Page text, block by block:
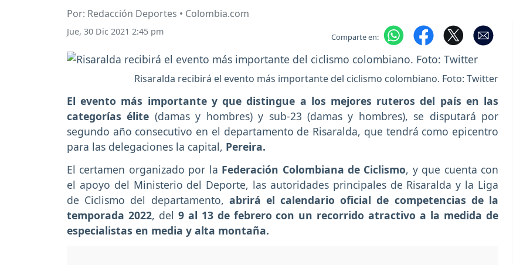
Por: Redacción Deportes • Colombia.com
Jue, 30 Dic 2021 2:45 pm Comparte en:
Risaralda recibirá el evento más importante del ciclismo colombiano. Foto: Twitter
El evento más importante y que distingue a los mejores ruteros del país en las
categorías élite (damas y hombres) y sub-23 (damas y hombres), se disputará por
segundo año consecutivo en el departamento de Risaralda, que tendrá como epicentro
para las delegaciones la capital, Pereira.
El certamen organizado por la Federación Colombiana de Ciclismo, y que cuenta con
el apoyo del Ministerio del Deporte, las autoridades principales de Risaralda y la Liga
de Ciclismo del departamento, abrirá el calendario oficial de competencias de la
temporada 2022, del 9 al 13 de febrero con un recorrido atractivo a la medida de
especialistas en media y alta montaña.